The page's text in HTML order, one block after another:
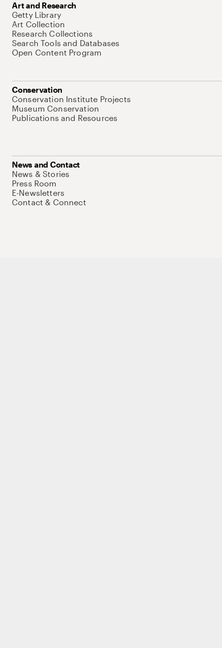
Art and Research
Getty Library
Art Collection
Research Collections
Search Tools and Databases
Open Content Program
Conservation
Conservation Institute Projects
Museum Conservation
Publications and Resources
News and Contact
News & Stories
Press Room
E-Newsletters
Contact & Connect